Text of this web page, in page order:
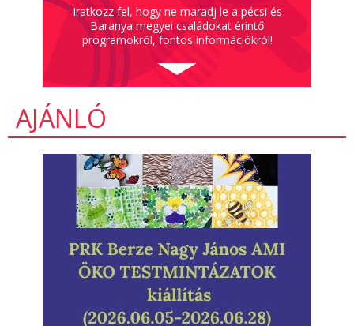
Iratkozz fel, hogy ne maradj le a pécsi és
Baranya megyei családokat érintő
programokról, fontos információkról!
AJÁNLÓ